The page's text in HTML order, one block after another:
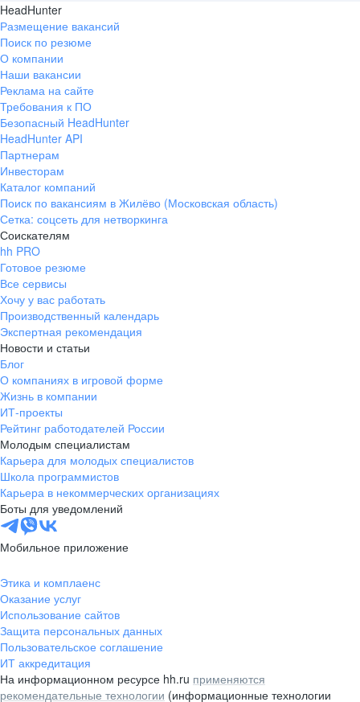
HeadHunter
Размещение вакансий
Поиск по резюме
О компании
Наши вакансии
Реклама на сайте
Требования к ПО
Безопасный HeadHunter
HeadHunter API
Партнерам
Инвесторам
Каталог компаний
Поиск по вакансиям в Жилёво (Московская область)
Сетка: соцсеть для нетворкинга
Соискателям
hh PRO
Готовое резюме
Все сервисы
Хочу у вас работать
Производственный календарь
Экспертная рекомендация
Новости и статьи
Блог
О компаниях в игровой форме
Жизнь в компании
ИТ-проекты
Рейтинг работодателей России
Молодым специалистам
Карьера для молодых специалистов
Школа программистов
Карьера в некоммерческих организациях
Боты для уведомлений
Мобильное приложение
Этика и комплаенс
Оказание услуг
Использование сайтов
Защита персональных данных
Пользовательское соглашение
ИТ аккредитация
На информационном ресурсе hh.ru применяются
рекомендательные технологии (информационные технологии